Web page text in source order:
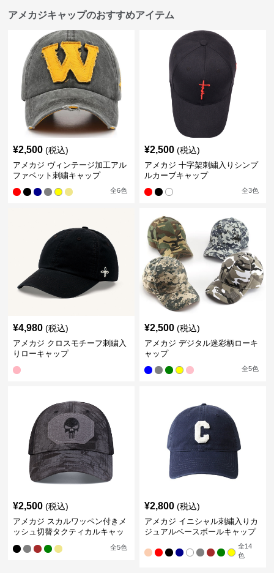
アメカジキャップのおすすめアイテム
¥2,500 (税込)
アメカジ ヴィンテージ加工アル
ファベット刺繍キャップ
全6色
¥2,500 (税込)
アメカジ 十字架刺繍入りシンプ
ルカーブキャップ
全3色
¥4,980 (税込)
アメカジ クロスモチーフ刺繍入
りローキャップ
¥2,500 (税込)
アメカジ デジタル迷彩柄ローキ
ャップ
全5色
¥2,500 (税込)
アメカジ スカルワッペン付きメ
ッシュ切替タクティカルキャッ
全5色
¥2,800 (税込)
アメカジ イニシャル刺繍入りカ
ジュアルベースボールキャップ
全14
色